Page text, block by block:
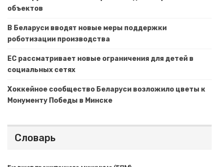
объектов
В Беларуси вводят новые меры поддержки
роботизации производства
ЕС рассматривает новые ограничения для детей в
социальных сетях
Хоккейное сообщество Беларуси возложило цветы к
Монументу Победы в Минске
Словарь